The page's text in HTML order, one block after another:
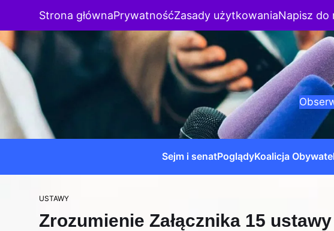
Strona głównaPrywatnośćZasady użytkowaniaNapisz do
Sejm i senatPoglądyKoalicja
USTAWY
Zrozumienie Załącznika 15